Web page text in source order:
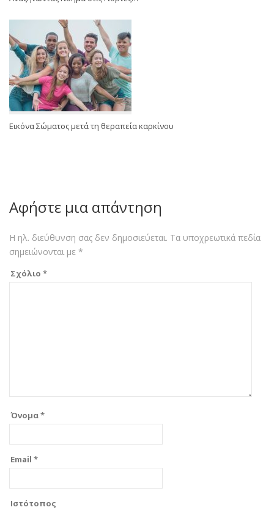
Εικόνα Σώματος μετά τη θεραπεία καρκίνου
Αφήστε μια απάντηση
Η ηλ. διεύθυνση σας δεν δημοσιεύεται. Τα υποχρεωτικά πεδία
σημειώνονται με *
Σχόλιο *
Όνομα*
Email *
Ιστότοπος